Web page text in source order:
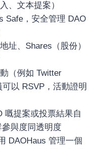
、文本提案）
Safe，安全管理 DAO
址、Shares（股份）
（例如 Twitter
以 RSVP，活動證明
嘅提案或投票結果自
與度同透明度
DAOHaus 管理一個